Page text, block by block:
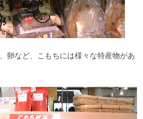
卵など、こもちには様々な特産物があ